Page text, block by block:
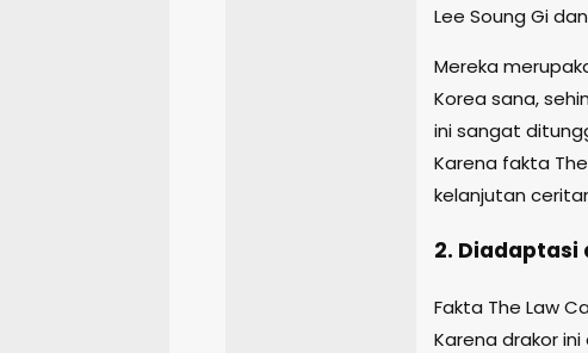
Lee Soung Gi
Mereka
Korea sana,
ini sangat
Karena fakta
kelanjutan
2. Diadaptasi
Fakta The Law
Karena drakor